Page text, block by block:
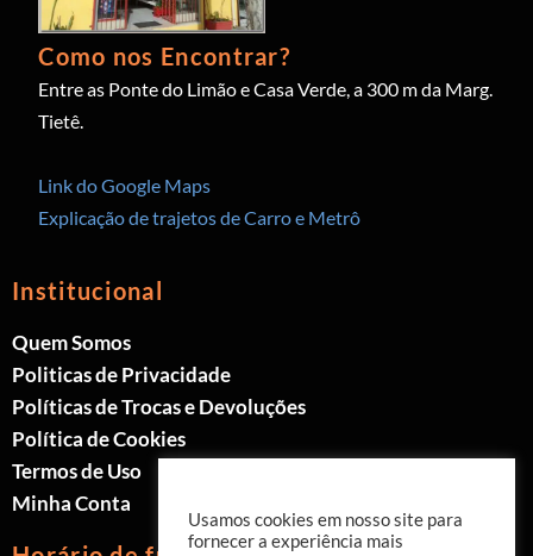
Como nos Encontrar?
Entre as Ponte do Limão e Casa Verde, a 300 m da Marg.
Tietê.
Link do Google Maps
Explicação de trajetos de Carro e Metrô
Institucional
Quem Somos
Politicas de Privacidade
Políticas de Trocas e Devoluções
Política de Cookies
Termos de Uso
Minha Conta
Usamos cookies em nosso site para
fornecer a experiência mais